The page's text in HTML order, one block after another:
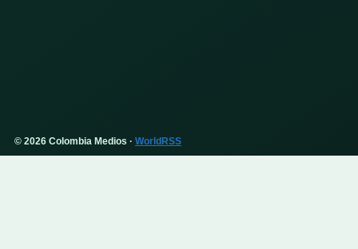
© 2026 Colombia Medios · WorldRSS